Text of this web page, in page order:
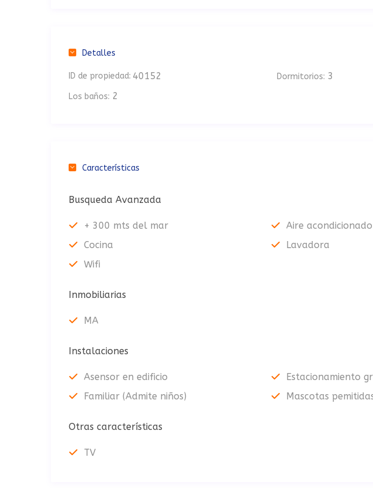
Detalles
ID de propiedad: 40152 Dormitorios: 3
Los baños: 2
Características
Busqueda Avanzada
+ 300 mts del mar
Aire acondicionado
Cocina
Lavadora
Wifi
Inmobiliarias
MA
Instalaciones
Asensor en edificio
Estacionamiento
Familiar (Admite niños)
Mascotas
Otras características
TV